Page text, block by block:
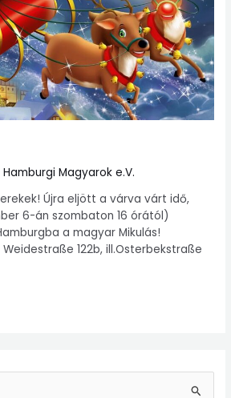
Hamburgi Magyarok e.V.
Újra eljött a várva várt idő,
6-án szombaton 16 órától)
a magyar Mikulás!
122b, ill.Osterbekstraße